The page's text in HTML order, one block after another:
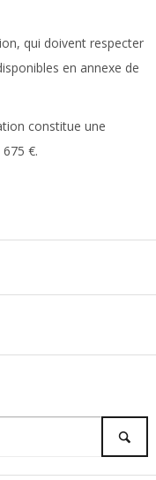
qui doivent respecter
en annexe de
constitue une
€.